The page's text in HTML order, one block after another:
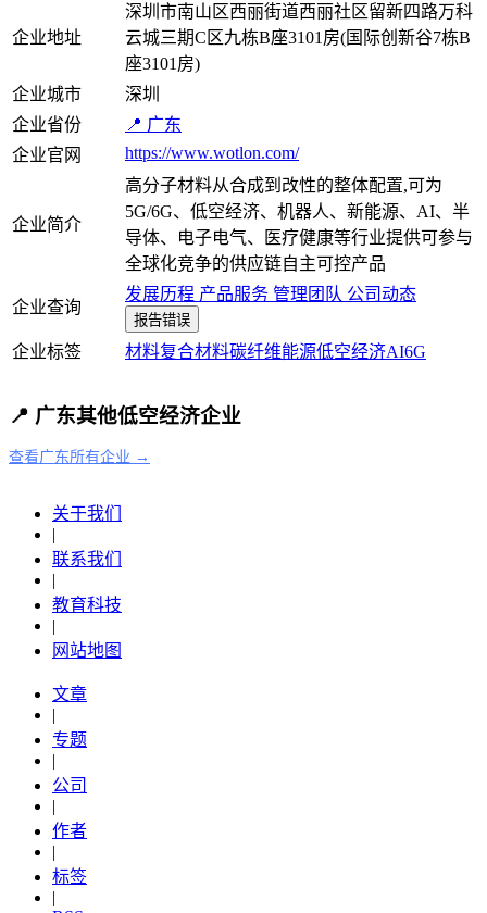
企业地址
深圳市南山区西丽街道西丽社区留新四路万科
云城三期C区九栋B座3101房(国际创新谷7栋B
座3101房)
企业城市
深圳
企业省份
📍 广东
企业官网
https://www.wotlon.com/
企业简介
高分子材料从合成到改性的整体配置,可为
5G/6G、低空经济、机器人、新能源、AI、半
导体、电子电气、医疗健康等行业提供可参与
全球化竞争的供应链自主可控产品
企业查询
发展历程 产品服务 管理团队 公司动态
报告错误
企业标签 材料复合材料碳纤维能源低空经济AI6G
📍 广东其他低空经济企业
查看广东所有企业 →
关于我们
|
联系我们
|
教育科技
|
网站地图
文章
|
专题
|
公司
|
作者
|
标签
|